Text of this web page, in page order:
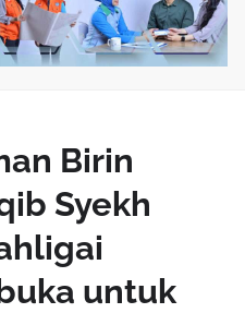
Birin
Syekh
untuk